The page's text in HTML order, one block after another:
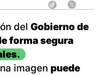
del Gobierno de
forma segura
imagen puede